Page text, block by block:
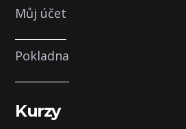
Můj účet
Pokladna
Kurzy